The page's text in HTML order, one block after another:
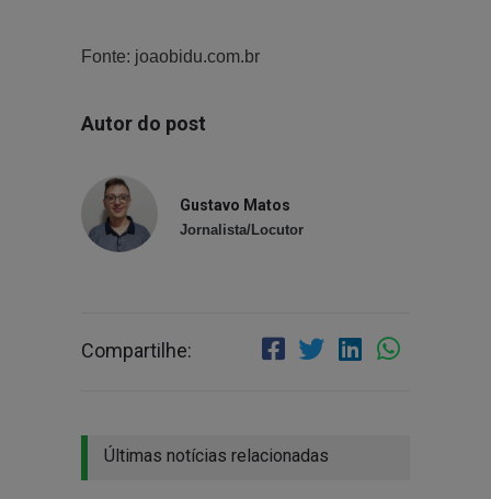
Fonte: joaobidu.com.br
Autor do post
Gustavo Matos
Jornalista/Locutor
Compartilhe:
Últimas notícias relacionadas